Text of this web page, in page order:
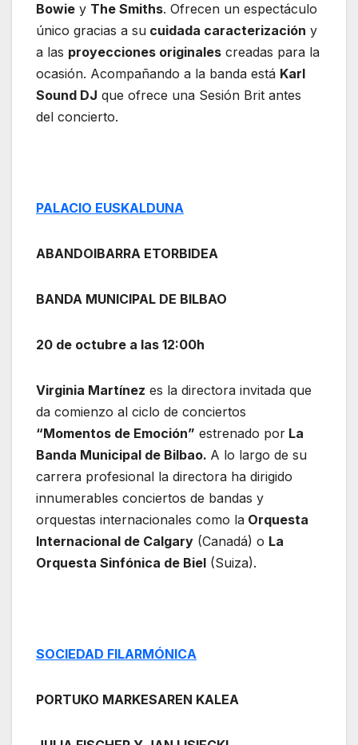
Bowie y The Smiths. Ofrecen un espectáculo
único gracias a su cuidada caracterización y
a las proyecciones originales creadas para la
ocasión. Acompañando a la banda está Karl
Sound DJ que ofrece una Sesión Brit antes
del concierto.
PALACIO EUSKALDUNA
ABANDOIBARRA ETORBIDEA
BANDA MUNICIPAL DE BILBAO
20 de octubre a las 12:00h
Virginia Martínez es la directora invitada que
da comienzo al ciclo de conciertos
“Momentos de Emoción” estrenado por La
Banda Municipal de Bilbao. A lo largo de su
carrera profesional la directora ha dirigido
innumerables conciertos de bandas y
orquestas internacionales como la Orquesta
Internacional de Calgary (Canadá) o La
Orquesta Sinfónica de Biel (Suiza).
SOCIEDAD FILARMÓNICA
PORTUKO MARKESAREN KALEA